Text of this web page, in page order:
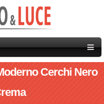
Cerchi Nero